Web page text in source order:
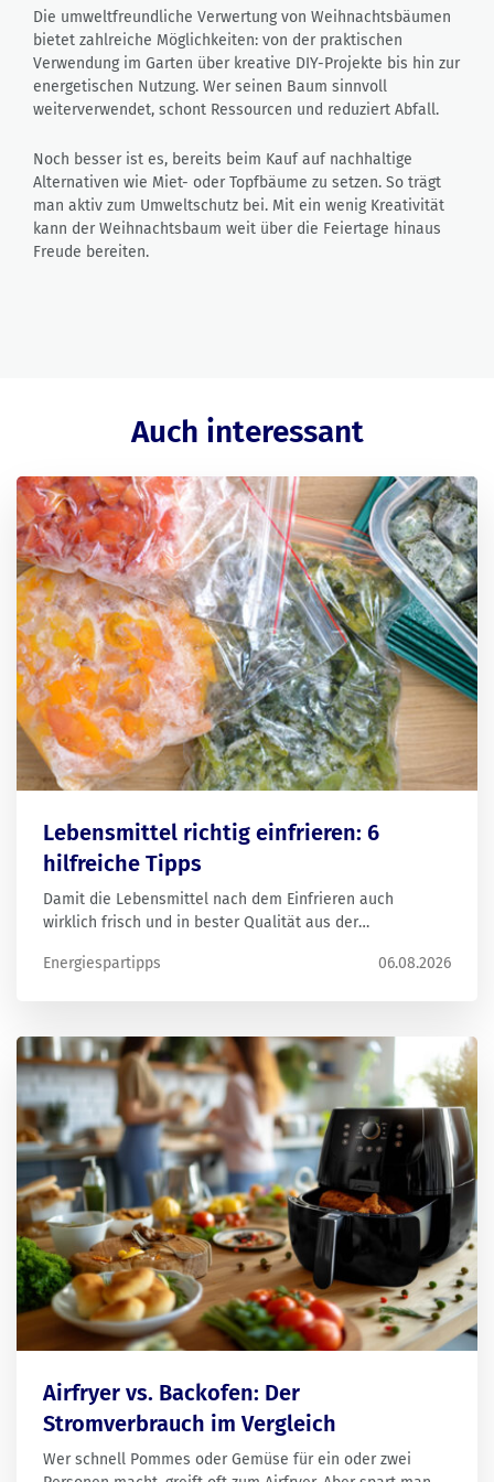
Die umweltfreundliche Verwertung von Weihnachtsbäumen
bietet zahlreiche Möglichkeiten: von der praktischen
Verwendung im Garten über kreative DIY-Projekte bis hin zur
energetischen Nutzung. Wer seinen Baum sinnvoll
weiterverwendet, schont Ressourcen und reduziert Abfall.
Noch besser ist es, bereits beim Kauf auf nachhaltige
Alternativen wie Miet- oder Topfbäume zu setzen. So trägt
man aktiv zum Umweltschutz bei. Mit ein wenig Kreativität
kann der Weihnachtsbaum weit über die Feiertage hinaus
Freude bereiten.
Auch interessant
Lebensmittel richtig einfrieren: 6
hilfreiche Tipps
Damit die Lebensmittel nach dem Einfrieren auch
wirklich frisch und in bester Qualität aus der
haben die wichtigsten Tipps rund ums Einfrieren
Energiespartipps 06.08.2026
Airfryer vs. Backofen: Der
Stromverbrauch im Vergleich
Wer schnell Pommes oder Gemüse für ein oder zwei